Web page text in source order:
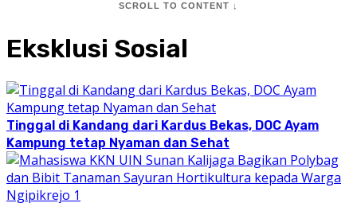
SCROLL TO CONTENT ↓
Eksklusi Sosial
Tinggal di Kandang dari Kardus Bekas, DOC Ayam
Kampung tetap Nyaman dan Sehat